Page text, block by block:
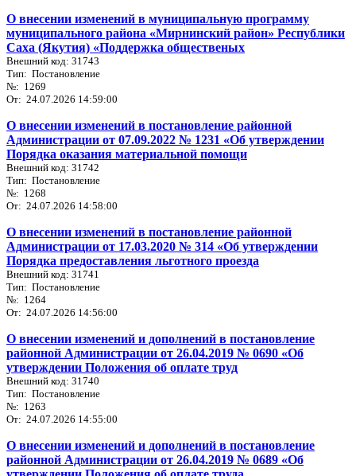
О внесении изменений в муниципальную программу
муниципального района «Мирнинский район» Республики
Саха (Якутия) «Поддержка общественых
Внешний код: 31743
Тип: Постановление
№: 1269
От: 24.07.2026 14:59:00
О внесении изменений в постановление районной
Администрации от 07.09.2022 № 1231 «Об утверждении
Порядка оказания материальной помощи
Внешний код: 31742
Тип: Постановление
№: 1268
От: 24.07.2026 14:58:00
О внесении изменений в постановление районной
Администрации от 17.03.2020 № 314 «Об утверждении
Порядка предоставления льготного проезда
Внешний код: 31741
Тип: Постановление
№: 1264
От: 24.07.2026 14:56:00
О внесении изменений и дополнений в постановление
районной Администрации от 26.04.2019 № 0690 «Об
утверждении Положения об оплате труд
Внешний код: 31740
Тип: Постановление
№: 1263
От: 24.07.2026 14:55:00
О внесении изменений и дополнений в постановление
районной Администрации от 26.04.2019 № 0689 «Об